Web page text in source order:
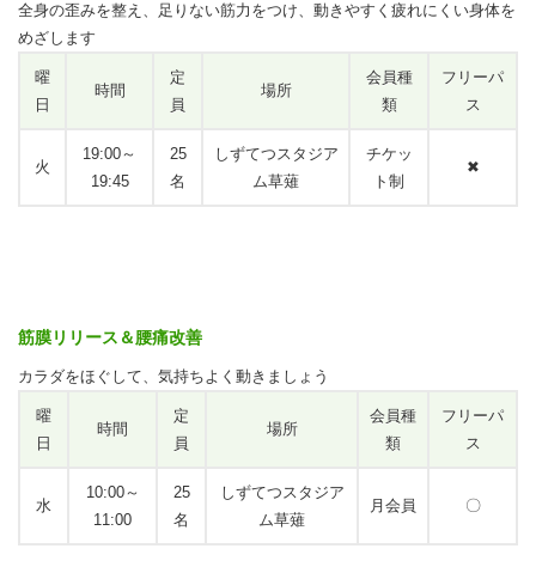
全身の歪みを整え、足りない筋力をつけ、動きやすく疲れにくい身体を
めざします
曜
日
時間
定
員
場所
会員種
類
フリーパ
ス
火
19:00～
19:45
25
名
しずてつスタジア
ム草薙
チケッ
ト制
✖
筋膜リリース＆腰痛改善
カラダをほぐして、気持ちよく動きましょう
曜
日
時間
定
員
場所
会員種
類
フリーパ
ス
水
10:00～
11:00
25
名
しずてつスタジア
ム草薙
月会員 〇